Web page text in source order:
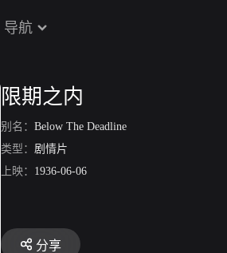
导航
限期之内
别名： Below The Deadline
类型： 剧情片
上映： 1936-06-06
分享